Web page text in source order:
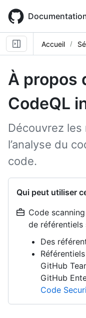
main
content
Accueil
À propos
CodeQL
Découvrez
l’analyse du
code.
Qui peut utiliser
Code
de référentiels
Des
GitHub
GitHub
Code